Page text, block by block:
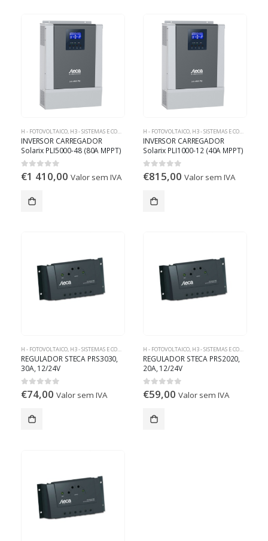
H - FOTOVOLTAICO, H3 - SISTEMAS E COMPONENTES OFF-GRID
INVERSOR CARREGADOR
Solarix PLI5000-48 (80A MPPT)
0out of 5
€1 410,00 Valor sem IVA
H - FOTOVOLTAICO, H3 - SISTEMAS E COMPONENTES OFF-GRID
INVERSOR CARREGADOR
Solarix PLI1000-12 (40A MPPT)
0out of 5
€815,00 Valor sem IVA
H - FOTOVOLTAICO, H3 - SISTEMAS E COMPONENTES OFF-GRID
REGULADOR STECA PRS3030,
30A, 12/24V
0out of 5
€74,00 Valor sem IVA
H - FOTOVOLTAICO, H3 - SISTEMAS E COMPONENTES OFF-GRID
REGULADOR STECA PRS2020,
20A, 12/24V
0out of 5
€59,00 Valor sem IVA